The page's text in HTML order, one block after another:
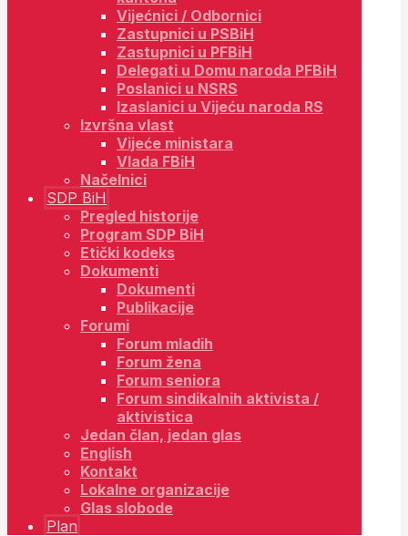
Vijećnici / Odbornici
Zastupnici u PSBiH
Zastupnici u PFBiH
Delegati u Domu naroda PFBiH
Poslanici u NSRS
Izaslanici u Vijeću naroda RS
Izvršna vlast
Vijeće ministara
Vlada FBiH
Načelnici
SDP BiH
Pregled historije
Program SDP BiH
Etički kodeks
Dokumenti
Dokumenti
Publikacije
Forumi
Forum mladih
Forum žena
Forum seniora
Forum sindikalnih aktivista /
aktivistica
Jedan član, jedan glas
English
Kontakt
Lokalne organizacije
Glas slobode
Plan